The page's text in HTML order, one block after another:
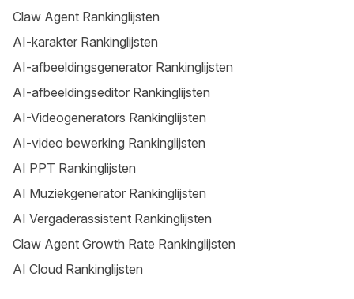
Claw Agent Rankinglijsten
AI-karakter Rankinglijsten
AI-afbeeldingsgenerator Rankinglijsten
AI-afbeeldingseditor Rankinglijsten
AI-Videogenerators Rankinglijsten
AI-video bewerking Rankinglijsten
AI PPT Rankinglijsten
AI Muziekgenerator Rankinglijsten
AI Vergaderassistent Rankinglijsten
Claw Agent Growth Rate Rankinglijsten
AI Cloud Rankinglijsten